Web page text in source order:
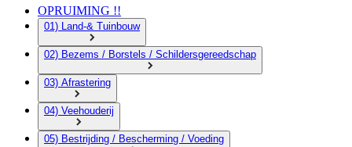
OPRUIMING !!
01) Land-& Tuinbouw
02) Bezems / Borstels / Schildersgereedschap
03) Afrastering
04) Veehouderij
05) Bestrijding / Bescherming / Voeding